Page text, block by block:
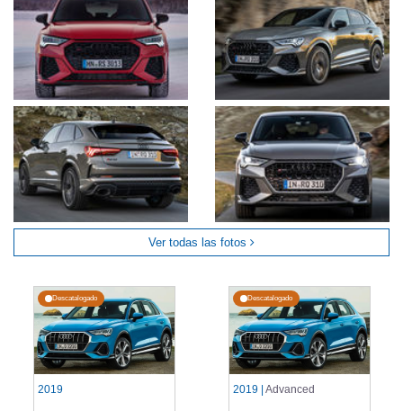
Ver todas las fotos
Descatalogado
2019
Descatalogado
2019 | Advanced